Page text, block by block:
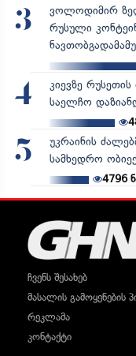
3
ვოლოდიმირ
რუსული
4
კიევზე
საელჩო
5
უკრაინის
სამხედრო
4796
ჩვენს შესახებ
მასალის გამოყენების
რეკლამა
კონტაქტი